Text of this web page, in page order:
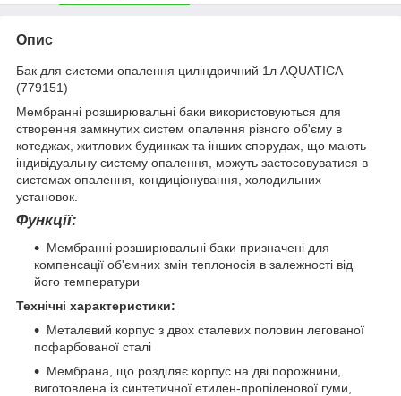
Опис
Бак для системи опалення циліндричний 1л AQUATICA
(779151)
Мембранні розширювальні баки використовуються для
створення замкнутих систем опалення різного об'єму в
котеджах, житлових будинках та інших спорудах, що мають
індивідуальну систему опалення, можуть застосовуватися в
системах опалення, кондиціонування, холодильних
установок.
Функції:
Мембранні розширювальні баки призначені для
компенсації об'ємних змін теплоносія в залежності від
його температури
Технічні характеристики:
Металевий корпус з двох сталевих половин легованої
пофарбованої сталі
Мембрана, що розділяє корпус на дві порожнини,
виготовлена із синтетичної етилен-пропіленової гуми,